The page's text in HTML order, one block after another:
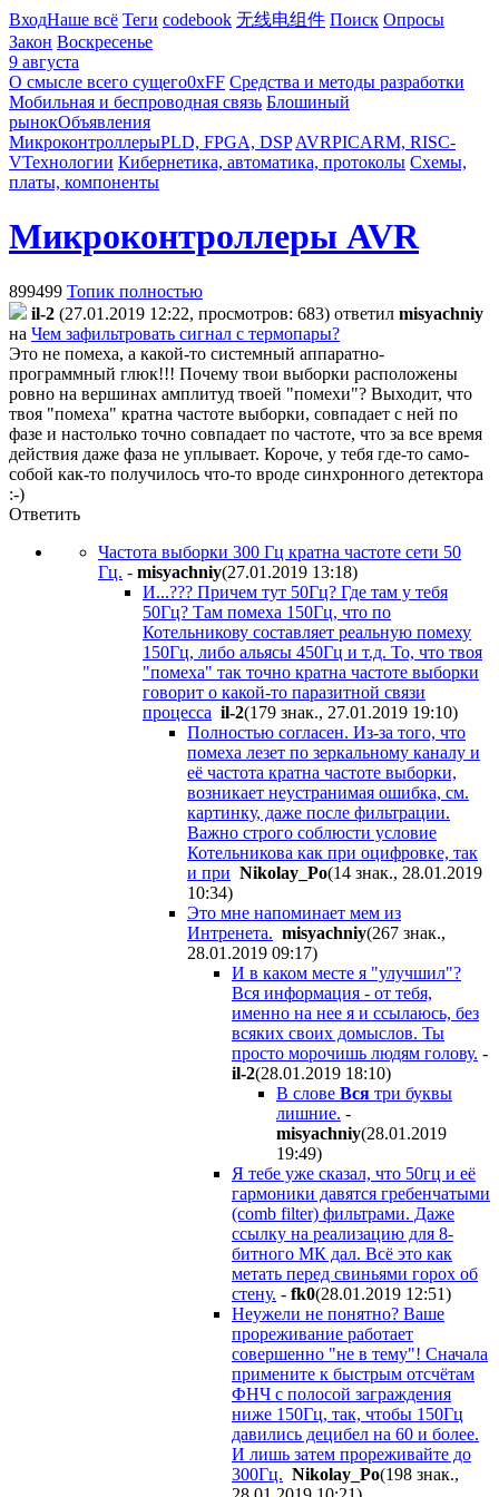
ВходНаше всё Теги codebook 无线电组件 Поиск Опросы
Закон Воскресенье
9 августа
О смысле всего сущего0xFF Средства и методы разработки
Мобильная и беспроводная связь Блошиный
рынокОбъявления
МикроконтроллерыPLD, FPGA, DSP AVRPICARM, RISC-
VТехнологии Кибернетика, автоматика, протоколы Схемы,
платы, компоненты
Микроконтроллеры AVR
899499 Топик полностью
il-2 (27.01.2019 12:22, просмотров: 683) ответил misyachniy
на Чем зафильтровать сигнал с термопары?
Это не помеха, а какой-то системный аппаратно-
программный глюк!!! Почему твои выборки расположены
ровно на вершинах амплитуд твоей "помехи"? Выходит, что
твоя "помеха" кратна частоте выборки, совпадает с ней по
фазе и настолько точно совпадает по частоте, что за все время
действия даже фаза не уплывает. Короче, у тебя где-то само-
собой как-то получилось что-то вроде синхронного детектора
:-)
Ответить
Частота выборки 300 Гц кратна частоте сети 50
Гц. - misyachniy(27.01.2019 13:18)
И...??? Причем тут 50Гц? Где там у тебя
50Гц? Там помеха 150Гц, что по
Котельникову составляет реальную помеху
150Гц, либо альясы 450Гц и т.д. То, что твоя
"помеха" так точно кратна частоте выборки
говорит о какой-то паразитной связи
процесса il-2(179 знак., 27.01.2019 19:10)
Полностью согласен. Из-за того, что
помеха лезет по зеркальному каналу и
её частота кратна частоте выборки,
возникает неустранимая ошибка, см.
картинку, даже после фильтрации.
Важно строго соблюсти условие
Котельникова как при оцифровке, так
и при Nikolay_Po(14 знак., 28.01.2019
10:34)
Это мне напоминает мем из
Интренета. misyachniy(267 знак.,
28.01.2019 09:17)
И в каком месте я "улучшил"?
Вся информация - от тебя,
именно на нее я и ссылаюсь, без
всяких своих домыслов. Ты
просто морочишь людям голову. -
il-2(28.01.2019 18:10)
В слове Вся три буквы
лишние. -
misyachniy(28.01.2019
19:49)
Я тебе уже сказал, что 50гц и её
гармоники давятся гребенчатыми
(comb filter) фильтрами. Даже
ссылку на реализацию для 8-
битного МК дал. Всё это как
метать перед свиньями горох об
стену. - fk0(28.01.2019 12:51)
Неужели не понятно? Ваше
прореживание работает
совершенно "не в тему"! Сначала
примените к быстрым отсчётам
ФНЧ с полосой заграждения
ниже 150Гц, так, чтобы 150Гц
давились децибел на 60 и более.
И лишь затем прореживайте до
300Гц. Nikolay_Po(198 знак.,